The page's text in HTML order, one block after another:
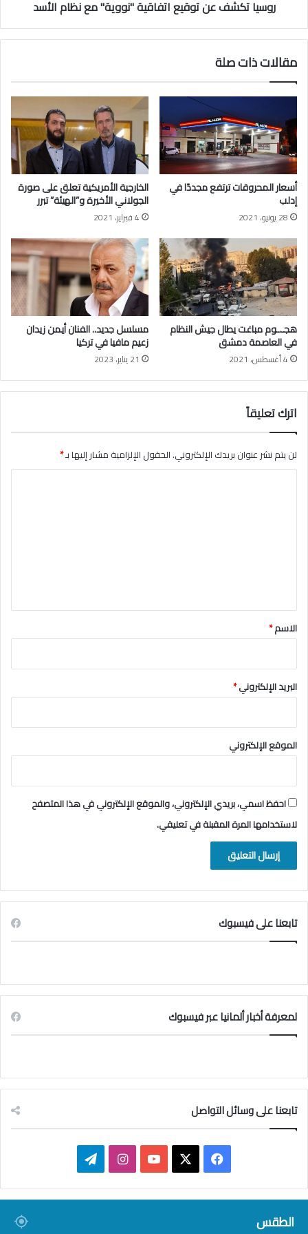
ى
ل
ع
د
ا
ل
ت
ر
ك
ي
ة
ف
ي
إ
د
ل
ب
(
ف
ي
د
ي
و
ت
ق
ي
ع
ت
ف
ا
ق
ي
ة
"
ن
و
و
ي
ة
"
م
ع
ن
ظ
ا
م
ا
ل
س
د
روسيا تكشف عن توقيع اتفاقية "نووية" مع نظام الأسد
مقالات ذات صلة
أسعار المحروقات ترتفع مجددًا في
إدلب
28 يونيو، 2021
الخارجية الأمريكية تعلق على صورة
الجولاني الأخيرة و”الهيئة” تبرر
4 فبراير، 2021
هجـ.ـوم مباغت يطال جيش النظام
في العاصمة دمشق
4 أغسطس، 2021
مسلسل جديد.. الفنان أيمن زيدان
زعيم مافيا في تركيا
21 يناير، 2023
اترك تعليقاً
لن يتم نشر عنوان بريدك الإلكتروني.الحقول الإلزامية مشار إليها بـ*
*
الاسم*
البريد الإلكتروني*
الموقع الإلكتروني
احفظ اسمي، بريدي الإلكتروني، والموقع الإلكتروني في هذا المتصفح
لاستخدامها المرة المقبلة في تعليقي.
تابعنا على فيسبوك
لمعرفة أخبار ألمانيا عبر فيسبوك
تابعنا على وسائل التواصل
ي
X
Y
ن
ي
الطقس